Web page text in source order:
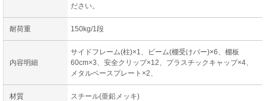
ださい。
耐荷重 150kg/1段
内容明細
サイドフレーム(柱)×1、ビーム(棚受けバー)×6、棚板
60cm×3、安全クリップ×12、プラスチックキャップ×4、
メタルベースプレート×2、
材質 スチール(亜鉛メッキ)